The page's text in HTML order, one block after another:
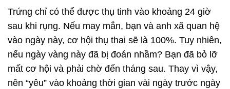
Trứng chỉ có thể được thụ tinh vào khoảng 24 giờ
sau khi rụng. Nếu may mắn, bạn và anh xã quan hệ
vào ngày này, cơ hội thụ thai sẽ là 100%. Tuy nhiên,
nếu ngày vàng này đã bị đoán nhầm? Bạn đã bỏ lỡ
mất cơ hội và phải chờ đến tháng sau. Thay vì vậy,
nên “yêu” vào khoảng thời gian vài ngày trước ngày